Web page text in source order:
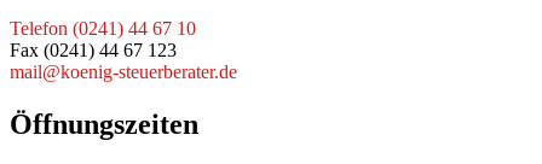
Telefon (0241) 44 67 10
Fax (0241) 44 67 123
mail@koenig-steuerberater.de
Öffnungszeiten